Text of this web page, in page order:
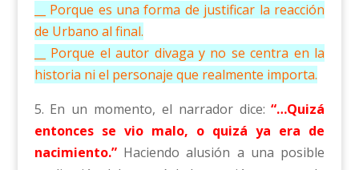
__ Porque es una forma de justificar la reacción
de Urbano al final.
__ Porque el autor divaga y no se centra en la
historia ni el personaje que realmente importa.
5. En un momento, el narrador dice:“…Quizá
entonces se vio malo, o quizá ya era de
nacimiento.”Haciendo alusión a una posible